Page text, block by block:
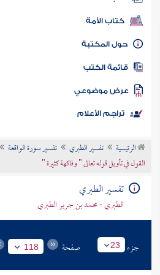
كتب PDF
كتاب الأمة
المكتبة
الكتب
موضوعي
تراجم الأعلام
الرئيسية تفسير الطبري
تفسير سورة الواقعة
القول في تأويل قوله تعالى " وفاكهة كثيرة "
تفسير الطبري
الطبري - محمد بن جرير الطبري
جزء 23 صفحة 118